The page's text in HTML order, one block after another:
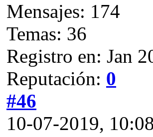
Mensajes: 174
Temas: 36
Registro en: Jan
Reputación: 0
#46
10-07-2019,